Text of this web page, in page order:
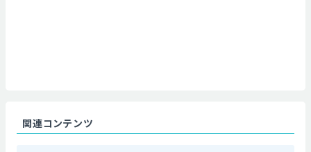
関連コンテンツ